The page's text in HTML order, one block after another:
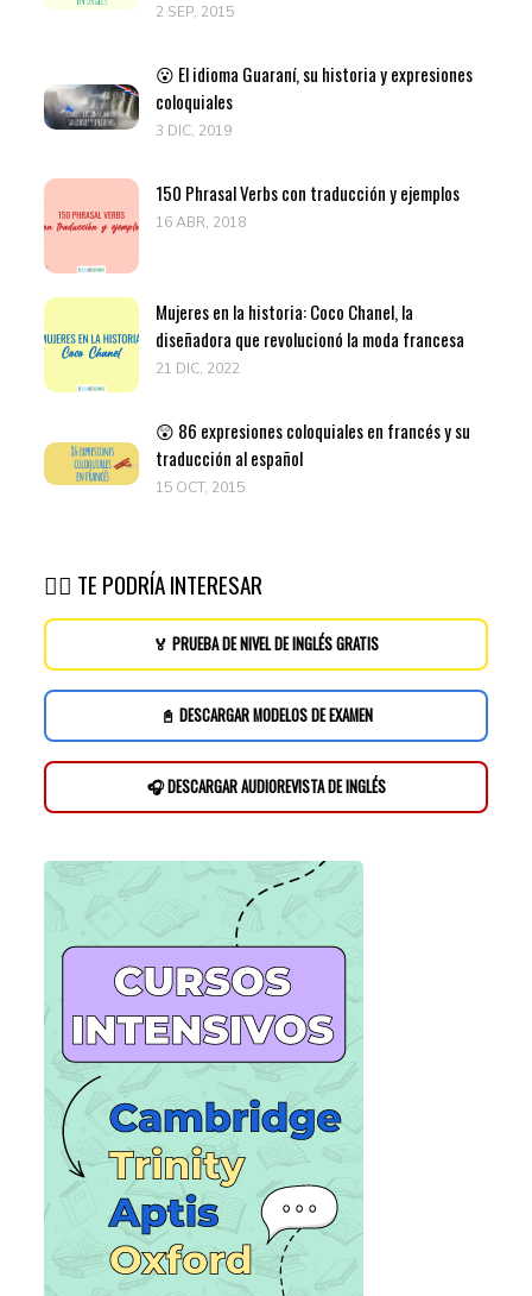
2 SEP, 2015
😮 El idioma Guaraní, su historia y expresiones
coloquiales
3 DIC, 2019
150 Phrasal Verbs con traducción y ejemplos
16 ABR, 2018
Mujeres en la historia: Coco Chanel, la
diseñadora que revolucionó la moda francesa
21 DIC, 2022
😲 86 expresiones coloquiales en francés y su
traducción al español
15 OCT, 2015
👉🏽 TE PODRÍA INTERESAR
🏅 PRUEBA DE NIVEL DE INGLÉS GRATIS
📓 DESCARGAR MODELOS DE EXAMEN
🎧 DESCARGAR AUDIOREVISTA DE INGLÉS